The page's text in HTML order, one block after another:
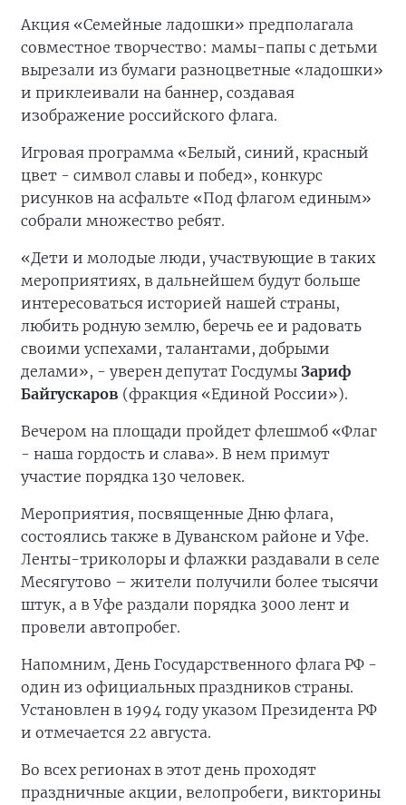
Акция «Семейные ладошки» предполагала
совместное творчество: мамы-папы с детьми
вырезали из бумаги разноцветные «ладошки»
и приклеивали на баннер, создавая
изображение российского флага.
Игровая программа «Белый, синий, красный
цвет - символ славы и побед», конкурс
рисунков на асфальте «Под флагом единым»
собрали множество ребят.
«Дети и молодые люди, участвующие в таких
мероприятиях, в дальнейшем будут больше
интересоваться историей нашей страны,
любить родную землю, беречь ее и радовать
своими успехами, талантами, добрыми
делами», - уверен депутат Госдумы Зариф
Байгускаров (фракция «Единой России»).
Вечером на площади пройдет флешмоб «Флаг
- наша гордость и слава». В нем примут
участие порядка 130 человек.
Мероприятия, посвященные Дню флага,
состоялись также в Дуванском районе и Уфе.
Ленты-триколоры и флажки раздавали в селе
Месягутово – жители получили более тысячи
штук, а в Уфе раздали порядка 3000 лент и
провели автопробег.
Напомним, День Государственного флага РФ -
один из официальных праздников страны.
Установлен в 1994 году указом Президента РФ
и отмечается 22 августа.
Во всех регионах в этот день проходят
праздничные акции, велопробеги, викторины